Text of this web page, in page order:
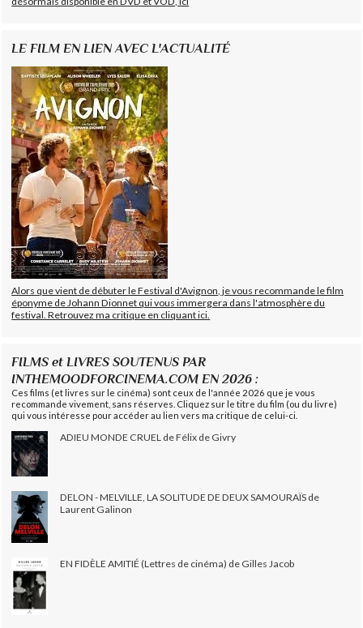
LE FILM EN LIEN AVEC L'ACTUALITÉ
Alors que vient de débuter le Festival d'Avignon, je vous recommande le film
éponyme de Johann Dionnet qui vous immergera dans l'atmosphère du
festival. Retrouvez ma critique en cliquant ici.
FILMS et LIVRES SOUTENUS PAR
INTHEMOODFORCINEMA.COM EN 2026 :
Ces films (et livres sur le cinéma) sont ceux de l'année 2026 que je vous
recommande vivement, sans réserves. Cliquez sur le titre du film (ou du livre)
qui vous intéresse pour accéder au lien vers ma critique de celui-ci.
ADIEU MONDE CRUEL de Félix de Givry
DELON - MELVILLE, LA SOLITUDE DE DEUX SAMOURAÏS de
Laurent Galinon
EN FIDÈLE AMITIÉ (Lettres de cinéma) de Gilles Jacob